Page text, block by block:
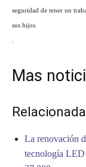
seguridad de tener un
sus hijos.
.
Mas
La renovación
tecnología LED